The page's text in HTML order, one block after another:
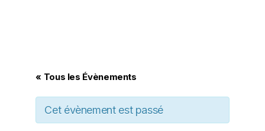
« Tous les Évènements
Cet évènement est passé